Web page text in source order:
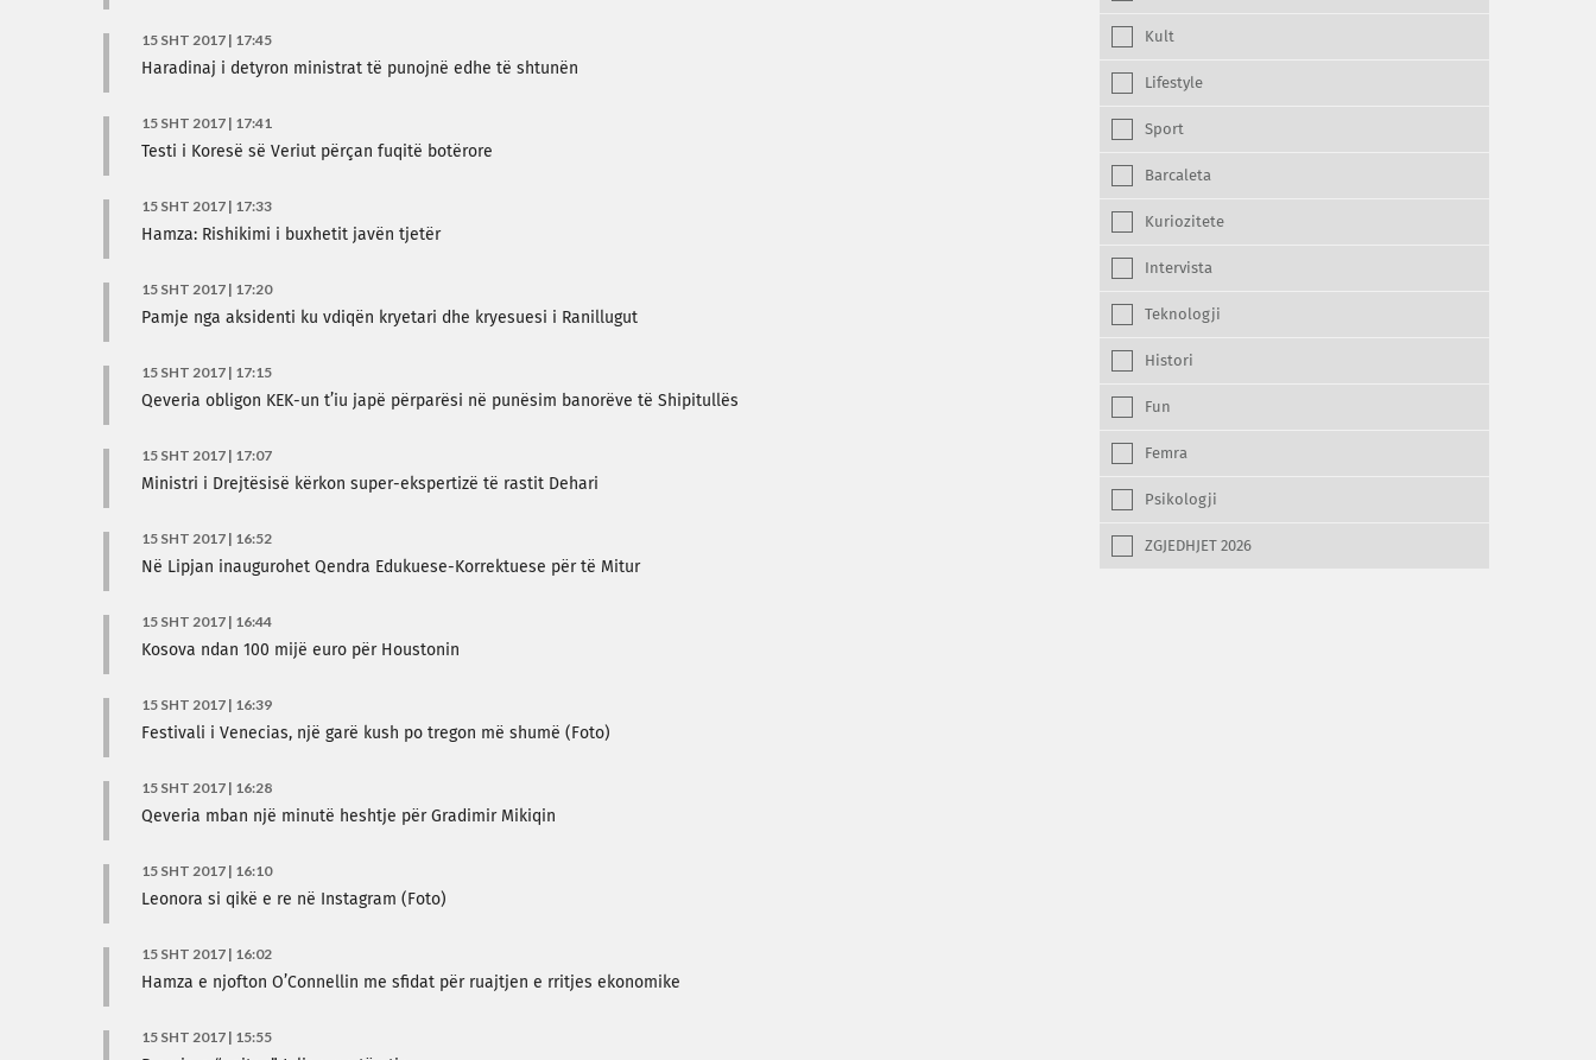
15 SHT 2017 | 17:45
Haradinaj i detyron ministrat të punojnë edhe të shtunën
15 SHT 2017 | 17:41
Testi i Koresë së Veriut përçan fuqitë botërore
15 SHT 2017 | 17:33
Hamza: Rishikimi i buxhetit javën tjetër
15 SHT 2017 | 17:20
Pamje nga aksidenti ku vdiqën kryetari dhe kryesuesi i Ranillugut
15 SHT 2017 | 17:15
Qeveria obligon KEK-un t’iu japë përparësi në punësim banorëve të Shipitullës
15 SHT 2017 | 17:07
Ministri i Drejtësisë kërkon super-ekspertizë të rastit Dehari
15 SHT 2017 | 16:52
Në Lipjan inaugurohet Qendra Edukuese-Korrektuese për të Mitur
15 SHT 2017 | 16:44
Kosova ndan 100 mijë euro për Houstonin
15 SHT 2017 | 16:39
Festivali i Venecias, një garë kush po tregon më shumë (Foto)
15 SHT 2017 | 16:28
Qeveria mban një minutë heshtje për Gradimir Mikiqin
15 SHT 2017 | 16:10
Leonora si qikë e re në Instagram (Foto)
15 SHT 2017 | 16:02
Hamza e njofton O’Connellin me sfidat për ruajtjen e rritjes ekonomike
15 SHT 2017 | 15:55
Kult
Lifestyle
Sport
Barcaleta
Kuriozitete
Intervista
Teknologji
Histori
Fun
Femra
Psikologji
ZGJEDHJET 2026